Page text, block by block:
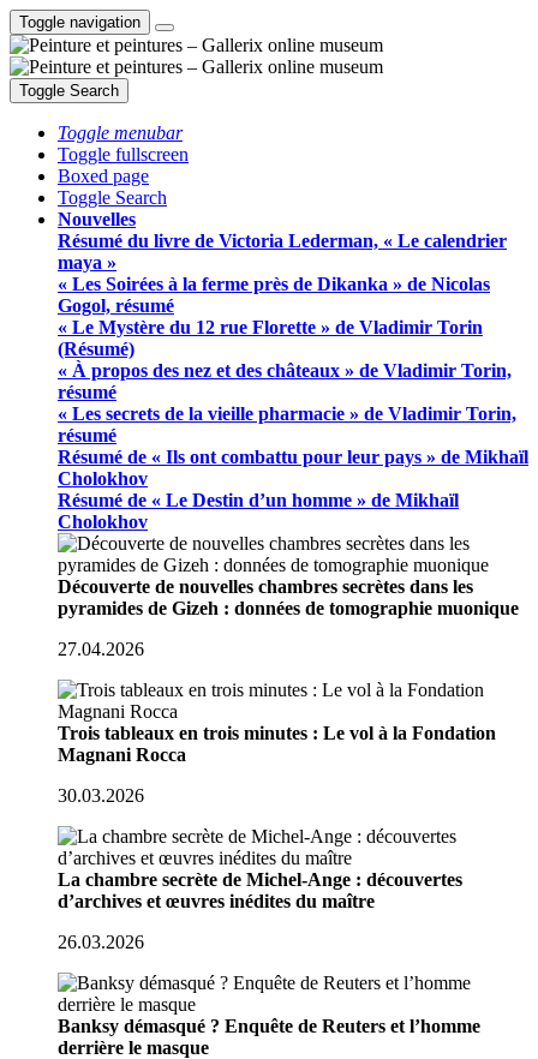
Toggle navigation
Toggle Search
Toggle menubar
Toggle fullscreen
Boxed page
Toggle Search
Nouvelles
Résumé du livre de Victoria Lederman, « Le calendrier
maya »
« Les Soirées à la ferme près de Dikanka » de Nicolas
Gogol, résumé
« Le Mystère du 12 rue Florette » de Vladimir Torin
(Résumé)
« À propos des nez et des châteaux » de Vladimir Torin,
résumé
« Les secrets de la vieille pharmacie » de Vladimir Torin,
résumé
Résumé de « Ils ont combattu pour leur pays » de Mikhaïl
Cholokhov
Résumé de « Le Destin d’un homme » de Mikhaïl
Cholokhov
Découverte de nouvelles chambres secrètes dans les
pyramides de Gizeh : données de tomographie muonique
27.04.2026
Trois tableaux en trois minutes : Le vol à la Fondation
Magnani Rocca
30.03.2026
La chambre secrète de Michel-Ange : découvertes
d’archives et œuvres inédites du maître
26.03.2026
Banksy démasqué ? Enquête de Reuters et l’homme
derrière le masque